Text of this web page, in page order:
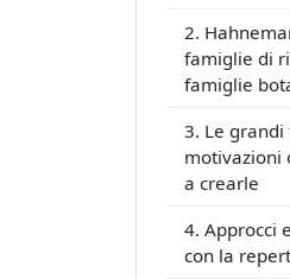
famiglie di
famiglie
Le
motivazioni
a crearle
Approcci
con la